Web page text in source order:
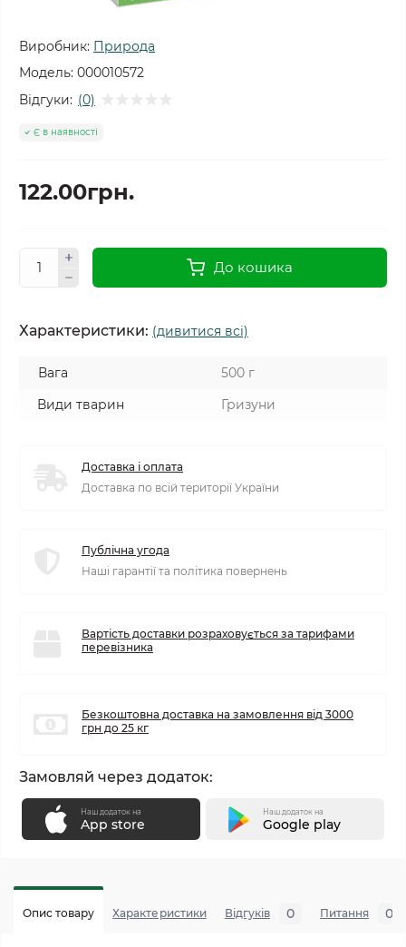
Виробник: Природа
Модель: 000010572
Відгуки: (0)
Є в наявності
122.00грн.
До кошика
Характеристики: (дивитися всі)
Вага
500 г
Види тварин
Гризуни
Доставка і оплата
Доставка по всій території України
Публічна угода
Наші гарантії та політика повернень
Вартість доставки розраховується за тарифами
перевізника
Безкоштовна доставка на замовлення від 3000
грн до 25 кг
Замовляй через додаток:
Наш додаток на
App store
Наш додаток на
Google play
Опис товару Характеристики Відгуків 0 Питання 0